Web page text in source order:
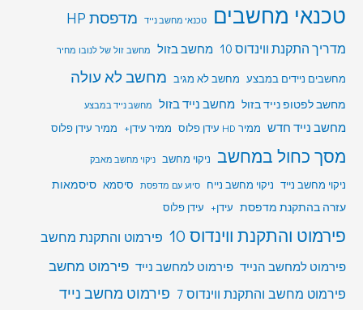
טכנאי מחשבים טכנאי מחשב נייד מדפסת HP
מדריך התקנת ווינדוס 10 מחשב בזול מחשב זול של לנובו מחיר
מחשבים ניידים במבצע מחשב לא מגיב מחשב לא עולה
מחשב לפטופ נייד בזול מחשב נייד בזול מחשב נייד במבצע
מחשב נייד חדש ממיר HD עידן פלוס ממיר עידן+ ממיר עידן פלוס
מסך כחול במחשב ניקוי מחשב ניקוי מחשב מאבק
ניקוי מחשב נייד ניקוי מחשב נייח סיוע עם מדפסת סיסמא סיסמאות
עזרה בהתקנת מדפסת עידן+ עידן פלוס
פירמוט והתקנת ווינדוס 10 פירמוט והתקנת מחשב
פירמוט למחשב הנייד פירמוט למחשב נייד פירמוט מחשב
פירמוט מחשב והתקנת ווינדוס 7
פירמוט מחשב נייד